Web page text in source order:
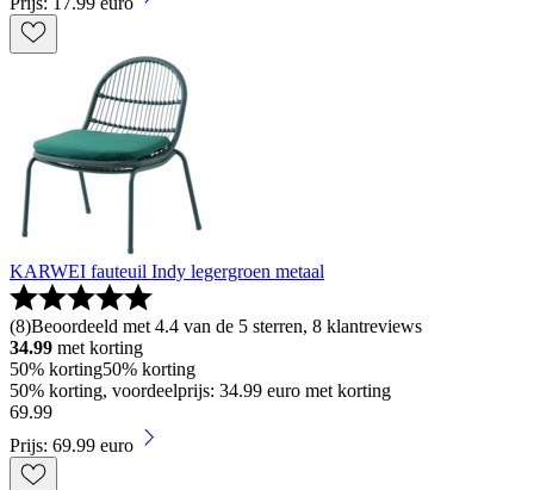
KARWEI fauteuil Indy legergroen metaal
(8)Beoordeeld met 4.4 van de 5 sterren, 8 klantreviews
34.99 met korting
50% korting50% korting
50% korting, voordeelprijs: 34.99 euro met korting
69.99
Prijs: 69.99 euro